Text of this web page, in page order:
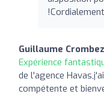
Guillaume Crombez
Expérience
de l'agence
compétente et